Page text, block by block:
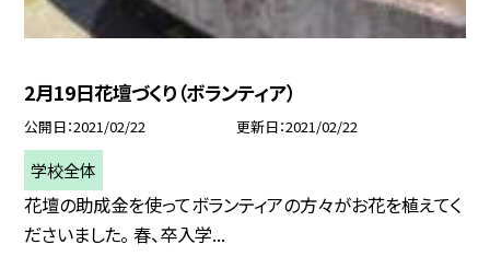
2月19日花壇づくり（ボランティア）
公開日 2021/02/22 更新日 2021/02/22
学校全体
花壇の助成金を使ってボランティアの方々がお花を植えてく
ださいました。 春、卒入学...